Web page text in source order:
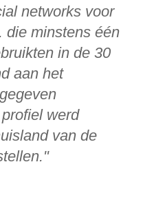
networks voor
die minstens één
in de 30
aan het
werd
van de